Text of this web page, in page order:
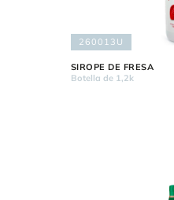
260013U
SIROPE DE FRESA
Botella de 1,2k